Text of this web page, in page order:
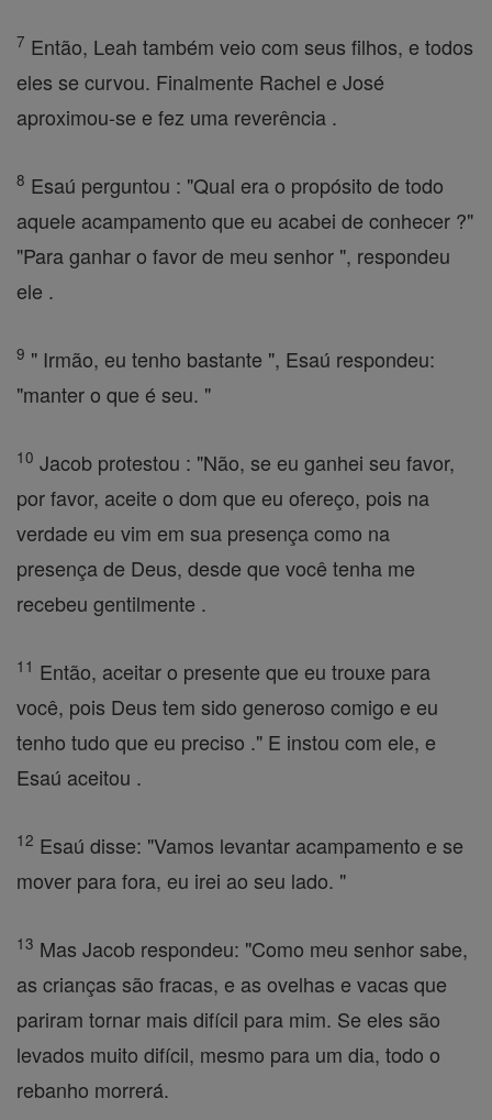
7 Então, Leah também veio com seus filhos, e todos
eles se curvou. Finalmente Rachel e José
aproximou-se e fez uma reverência .
8 Esaú perguntou : "Qual era o propósito de todo
aquele acampamento que eu acabei de conhecer ?"
"Para ganhar o favor de meu senhor ", respondeu
ele .
9 " Irmão, eu tenho bastante ", Esaú respondeu:
"manter o que é seu. "
10 Jacob protestou : "Não, se eu ganhei seu favor,
por favor, aceite o dom que eu ofereço, pois na
verdade eu vim em sua presença como na
presença de Deus, desde que você tenha me
recebeu gentilmente .
11 Então, aceitar o presente que eu trouxe para
você, pois Deus tem sido generoso comigo e eu
tenho tudo que eu preciso ." E instou com ele, e
Esaú aceitou .
12 Esaú disse: "Vamos levantar acampamento e se
mover para fora, eu irei ao seu lado. "
13 Mas Jacob respondeu: "Como meu senhor sabe,
as crianças são fracas, e as ovelhas e vacas que
pariram tornar mais difícil para mim. Se eles são
levados muito difícil, mesmo para um dia, todo o
rebanho morrerá.